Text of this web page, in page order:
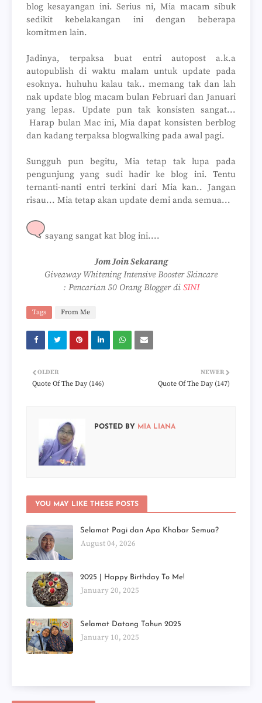
blog kesayangan ini. Serius ni, Mia macam sibuk
sedikit kebelakangan ini dengan beberapa
komitmen lain.
Jadinya, terpaksa buat entri autopost a.k.a
autopublish di waktu malam untuk update pada
esoknya. huhuhu kalau tak.. memang tak dan lah
nak update blog macam bulan Februari dan Januari
yang lepas. Update pun tak konsisten sangat...
Harap bulan Mac ini, Mia dapat konsisten berblog
dan kadang terpaksa blogwalking pada awal pagi.
Sungguh pun begitu, Mia tetap tak lupa pada
pengunjung yang sudi hadir ke blog ini. Tentu
ternanti-nanti entri terkini dari Mia kan.. Jangan
risau... Mia tetap akan update demi anda semua...
sayang sangat kat blog ini....
Jom Join Sekarang
Giveaway Whitening Intensive Booster Skincare
: Pencarian 50 Orang Blogger di SINI
Tags From Me
NEWER
Quote Of The Day (147)
OLDER
Quote Of The Day (146)
POSTED BY MIA LIANA
YOU MAY LIKE THESE POSTS
Selamat Pagi dan Apa Khabar Semua?
August 04, 2026
2025 | Happy Birthday To Me!
January 20, 2025
Selamat Datang Tahun 2025
January 10, 2025